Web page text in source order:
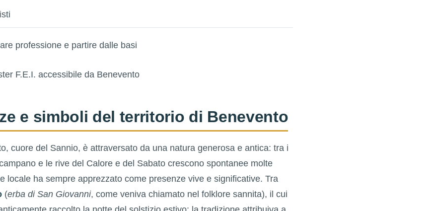
professione e partire dalle basi
e simboli del territorio di Benevento
cuore del Sannio, è attraversato da una natura generosa e antica: tra i
e le rive del Calore e del Sabato crescono spontanee molte
locale ha sempre apprezzato come presenze vive e significative. Tra
(erba di San Giovanni, come veniva chiamato nel folklore sannita), il cui